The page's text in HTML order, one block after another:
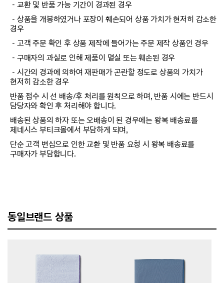
－교환 및 반품 가능 기간이 경과된 경우
－상품을 개봉하였거나 포장이 훼손되어 상품 가치가 현저히 감소한
경우
－고객 주문 확인 후 상품 제작에 들어가는 주문 제작 상품인 경우
－구매자의 과실로 인해 제품이 멸실 또는 훼손된 경우
－시간의 경과에 의하여 재판매가 곤란할 정도로 상품의 가치가
현저히 감소한 경우
반품 접수 시 선 배송/후 처리를 원칙으로 하며, 반품 시에는 반드시
담당자와 확인 후 처리해야 합니다.
배송된 상품의 하자 또는 오배송이 된 경우에는 왕복 배송료를
제네시스 부티크몰에서 부담하게 되며,
단순 고객 변심으로 인한 교환 및 반품 요청 시 왕복 배송료를
구매자가 부담합니다.
동일브랜드 상품